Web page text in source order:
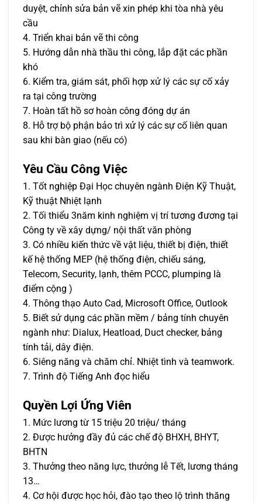
duyệt, chỉnh sửa bản vẽ xin phép khi tòa nhà yêu
cầu
4. Triển khai bản vẽ thi công
5. Hướng dẫn nhà thầu thi công, lắp đặt các phần
khó
6. Kiểm tra, giám sát, phối hợp xử lý các sự cố xảy
ra tại công trường
7. Hoàn tất hồ sơ hoàn công đóng dự án
8. Hỗ trợ bộ phận bảo trì xử lý các sự cố liên quan
sau khi bàn giao (nếu có)
Yêu Cầu Công Việc
1. Tốt nghiệp Đại Học chuyên ngành Điện Kỹ Thuật,
Kỹ thuật Nhiệt lạnh
2. Tối thiểu 3năm kinh nghiệm vị trí tương đương tại
Công ty về xây dựng/ nội thất văn phòng
3. Có nhiều kiến thức về vật liệu, thiết bị điện, thiết
kế hệ thống MEP (hệ thống điện, chiếu sáng,
Telecom, Security, lạnh, thêm PCCC, plumping là
điểm cộng )
4. Thông thạo Auto Cad, Microsoft Office, Outlook
5. Biết sử dụng các phần mềm / bảng tính chuyên
ngành như: Dialux, Heatload, Duct checker, bảng
tính tải, dây điện.
6. Siêng năng và chăm chỉ. Nhiệt tình và teamwork.
7. Trình độ Tiếng Anh đọc hiểu
Quyền Lợi Ứng Viên
1. Mức lương từ 15 triệu 20 triệu/ tháng
2. Được hưởng đầy đủ các chế độ BHXH, BHYT,
BHTN
3. Thưởng theo năng lực, thưởng lễ Tết, lương tháng
13…
4. Cơ hội được học hỏi, đào tạo theo lộ trình thăng